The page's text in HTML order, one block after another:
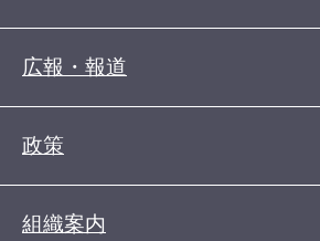
広報・報道
政策
組織案内